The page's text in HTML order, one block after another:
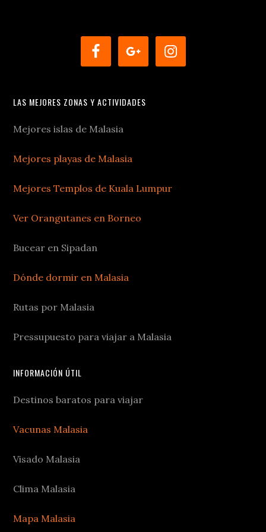
LAS MEJORES ZONAS Y ACTIVIDADES
Mejores islas de Malasia
Mejores playas de Malasia
Mejores Templos de Kuala Lumpur
Ver Orangutanes en Borneo
Bucear en Sipadan
Dónde dormir en Malasia
Rutas por Malasia
Pressupuesto para viajar a Malasia
INFORMACIÓN ÚTIL
Destinos baratos para viajar
Vacunas Malasia
Visado Malasia
Clima Malasia
Mapa Malasia